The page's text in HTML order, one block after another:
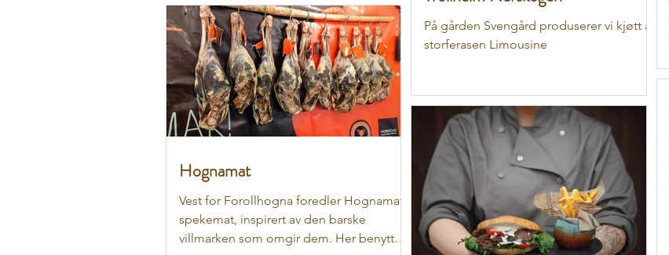
På gården Svengård produserer vi kjøtt av
storferasen Limousine
Hognamat
Vest for Forollhogna foredler Hognamat
spekemat, inspirert av den barske
villmarken som omgir dem. Her benyttes